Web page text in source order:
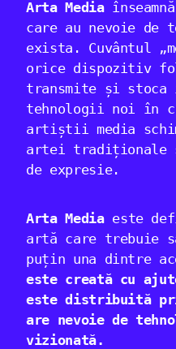
Arta Media
care au nevoie de
exista. Cuvântul
orice dispozitiv
transmite și
tehnologii noi în
artiștii media
artei tradiționale
de expresie.
Arta Media este
artă care trebuie
puțin una dintre
este creată cu
este distribuită
are nevoie de
vizionată.